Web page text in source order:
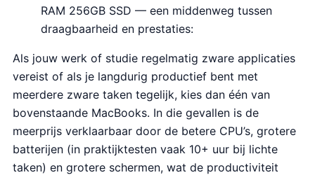
RAM 256GB SSD — een middenweg tussen
draagbaarheid en prestaties:
Als jouw werk of studie regelmatig zware applicaties
vereist of als je langdurig productief bent met
meerdere zware taken tegelijk, kies dan één van
bovenstaande MacBooks. In die gevallen is de
meerprijs verklaarbaar door de betere CPU’s, grotere
batterijen (in praktijktesten vaak 10+ uur bij lichte
taken) en grotere schermen, wat de productiviteit